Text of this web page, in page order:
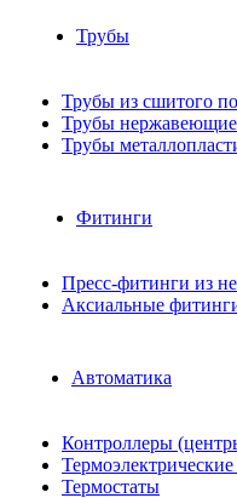
Трубы
Трубы из сшитого
Трубы нержавеющие
Трубы
Фитинги
Пресс-фитинги из
Аксиальные
Автоматика
Контроллеры
Термостаты